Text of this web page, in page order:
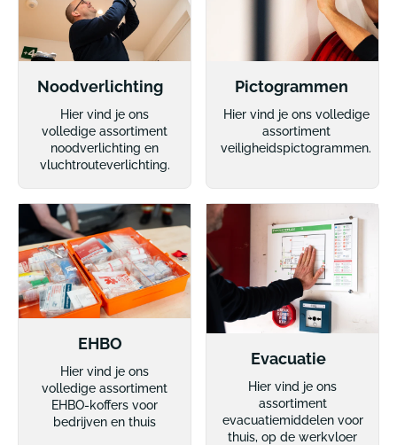
Noodverlichting
Hier vind je ons
volledige assortiment
noodverlichting en
vluchtrouteverlichting.
Pictogrammen
Hier vind je ons volledige
assortiment
veiligheidspictogrammen.
EHBO
Hier vind je ons
volledige assortiment
EHBO-koffers voor
bedrijven en thuis
Evacuatie
Hier vind je ons
assortiment
evacuatiemiddelen voor
thuis, op de werkvloer